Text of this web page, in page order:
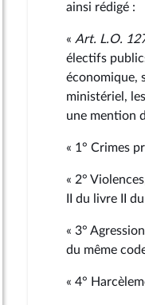
17 juillet 2017
17 juillet 2017
17 juillet 2017
17 juillet 2017
17 juillet 2017
17 juillet 2017
ainsi rédigé :
« Art. L.O.
électifs
économique,
ministériel,
une mention
« 1° Crimes
« 2°
II du livre II
« 3°
du même
« 4°